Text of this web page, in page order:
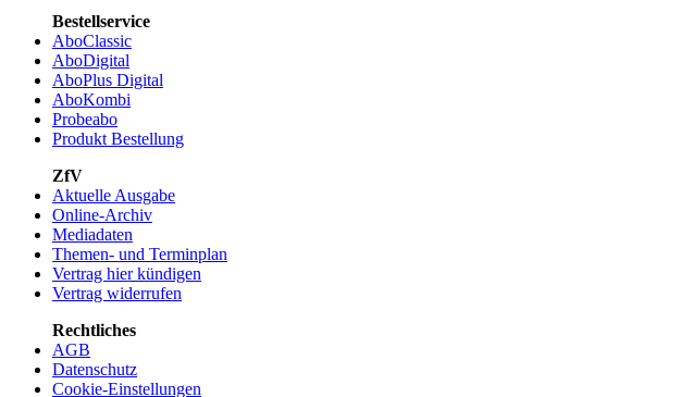
Bestellservice
AboClassic
AboDigital
AboPlus Digital
AboKombi
Probeabo
Produkt Bestellung
ZfV
Aktuelle Ausgabe
Online-Archiv
Mediadaten
Themen- und Terminplan
Vertrag hier kündigen
Vertrag widerrufen
Rechtliches
AGB
Datenschutz
Cookie-Einstellungen